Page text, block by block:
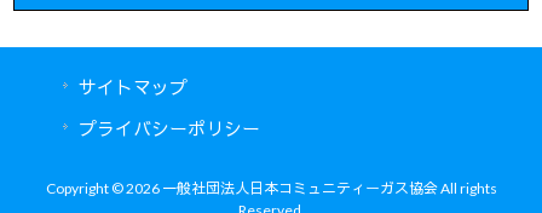
サイトマップ
プライバシーポリシー
Copyright © 2026 一般社団法人日本コミュニティーガス協会 All rights